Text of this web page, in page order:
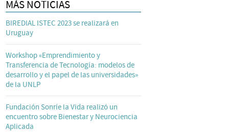
MÁS NOTICIAS
BIREDIAL ISTEC 2023 se realizará en
Uruguay
Workshop «Emprendimiento y
Transferencia de Tecnología: modelos de
desarrollo y el papel de las universidades»
de la UNLP
Fundación Sonríe la Vida realizó un
encuentro sobre Bienestar y Neurociencia
Aplicada